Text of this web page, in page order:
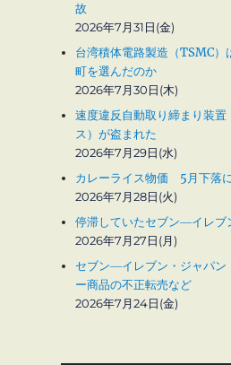
故
2026年7月31日(金)
台湾積体電路製造（TSMC）
町を選んだのか
2026年7月30日(木)
速度違反自動取り締まり装置
ス）が盗まれた
2026年7月29日(水)
カレーライス物価 5月下落
2026年7月28日(火)
停滞していたセブン―イレブ
2026年7月27日(月)
セブン―イレブン・ジャパ
ー商品の不正転売など
2026年7月24日(金)